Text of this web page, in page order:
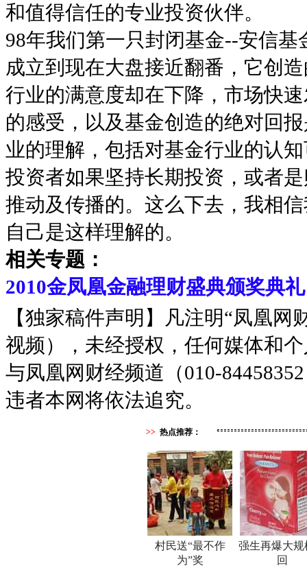
和值得信任的专业投资伙伴。
98年我们第一只封闭基金--安信
成立到现在大盘接近翻番，它创
行业的满意度却在下降，市场快
的感受，以及基金创造的绝对回
业的理解，包括对基金行业的认
投资者如果坚持长期投资，或者
推动及传播的。这么下去，我相
自己是这样理解的。
相关专题：
2010金凤凰金融理财盛典颁奖典礼
【独家稿件声明】凡注明“凤凰
视频），未经授权，任何媒体和
与凤凰网财经频道（010-
违者本网将依法追究。
>> 热点推荐：
村民送“最不作
为”奖
强生再爆大规
回